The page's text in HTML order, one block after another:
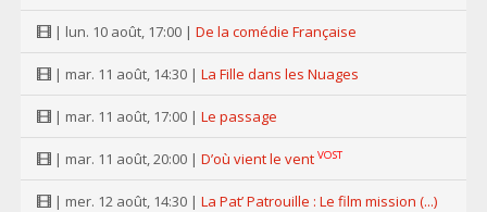
| lun. 10 août, 17:00 | De la comédie Française
| mar. 11 août, 14:30 | La Fille dans les Nuages
| mar. 11 août, 17:00 | Le passage
| mar. 11 août, 20:00 | D’où vient le vent VOST
| mer. 12 août, 14:30 | La Pat’ Patrouille : Le film mission (...)